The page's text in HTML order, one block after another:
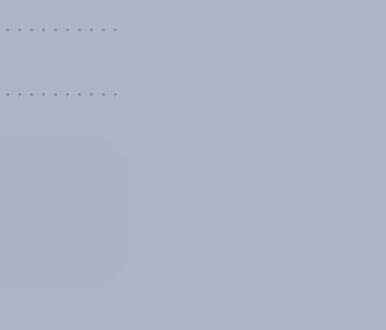
. . . . . . . . .
. . . . . . . . .